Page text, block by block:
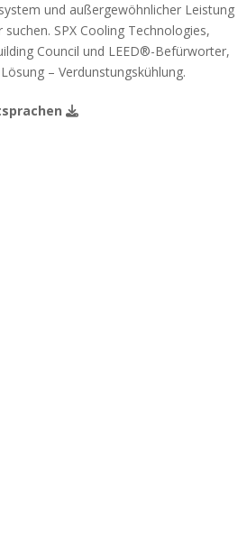
und außergewöhnlicher Leistung
SPX Cooling Technologies,
Council und LEED®-Befürworter,
– Verdunstungskühlung.